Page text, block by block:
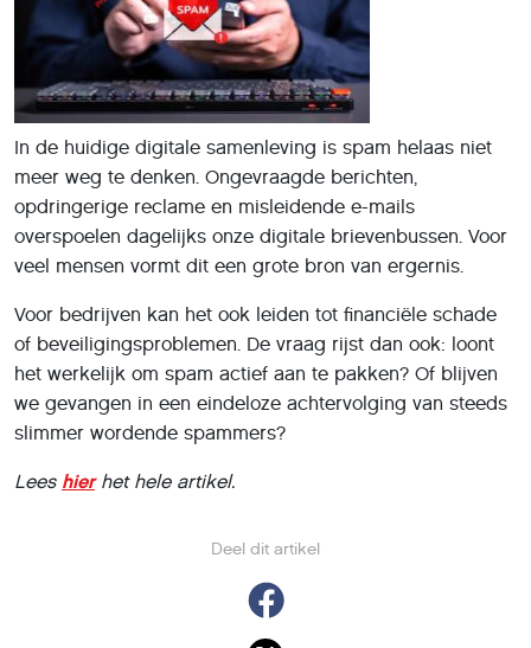
Deel dit artikel
In de huidige digitale samenleving is spam helaas niet
meer weg te denken. Ongevraagde berichten,
opdringerige reclame en misleidende e-mails
overspoelen dagelijks onze digitale brievenbussen. Voor
veel mensen vormt dit een grote bron van ergernis.
Voor bedrijven kan het ook leiden tot financiële schade
of beveiligingsproblemen. De vraag rijst dan ook: loont
het werkelijk om spam actief aan te pakken? Of blijven
we gevangen in een eindeloze achtervolging van steeds
slimmer wordende spammers?
Lees hierhet hele artikel.